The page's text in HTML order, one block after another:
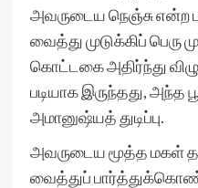
அவருடைய நெஞ்சு
வைத்து முடுக்கிப் பெரு
கொட்டகை அதிர்ந்து
படியாக இருந்தது, அந்த
அமானுஷ்யத் துடிப்பு.
அவருடைய மூத்த மகள்
வைத்துப்